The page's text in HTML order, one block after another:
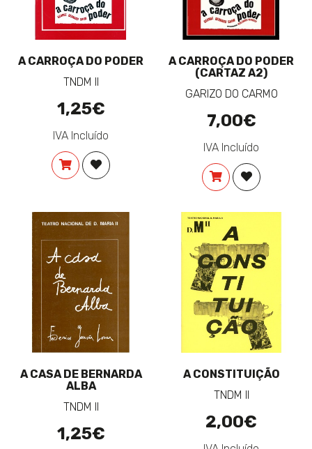
A CARROÇA DO PODER
TNDM II
1,25€
IVA Incluído
COMPRARADICIONAR À LISTA DE DESEJOS
A CARROÇA DO PODER
(CARTAZ A2)
GARIZO DO CARMO
7,00€
IVA Incluído
COMPRARADICIONAR
A CASA DE BERNARDA
ALBA
TNDM II
1,25€
A CONSTITUIÇÃO
TNDM II
2,00€